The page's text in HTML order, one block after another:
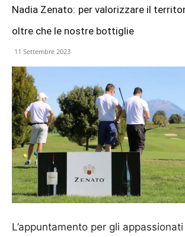
Nadia Zenato: per valorizzare il
oltre che le nostre bottiglie
11 Settembre 2023
L’appuntamento per gli